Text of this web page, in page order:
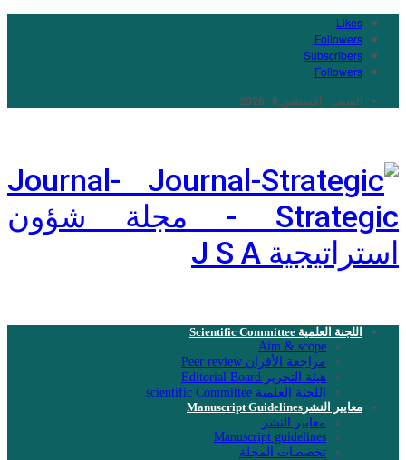
Likes
Followers
Subscribers
Followers
السبت - أغسطس 8- 2026
Journal-
Strategic - مجلة شؤون
استراتيجية J S A
اللجنة العلمية Scientific Committee
Aim & scope
مراجعة الأقران Peer review
هيئة التحرير Editorial Board
اللجنة العلمية scientific Committee
معايير النشرManuscript Guidelines
معايير النشر
Manuscript guidelines
تخصصات المجلة